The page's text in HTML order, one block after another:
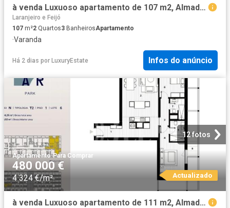
à venda Luxuoso apartamento de 107 m2, Almada, Setúbal
Laranjeiro e Feijó
107 m²2 Quartos3 BanheirosApartamento
·Varanda
Há 2 dias por LuxuryEstate Infos do anúncio
12 fotos
Apartamento·Para Comprar
480 000 €
4 324 €/m² Actualizado
à venda Luxuoso apartamento de 111 m2, Almada, Setúbal